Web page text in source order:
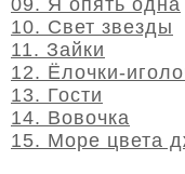
09. Я опять одна
10. Свет звезды
11. Зайки
12. Ёлочки-
13. Гости
14. Вовочка
15. Море цвета